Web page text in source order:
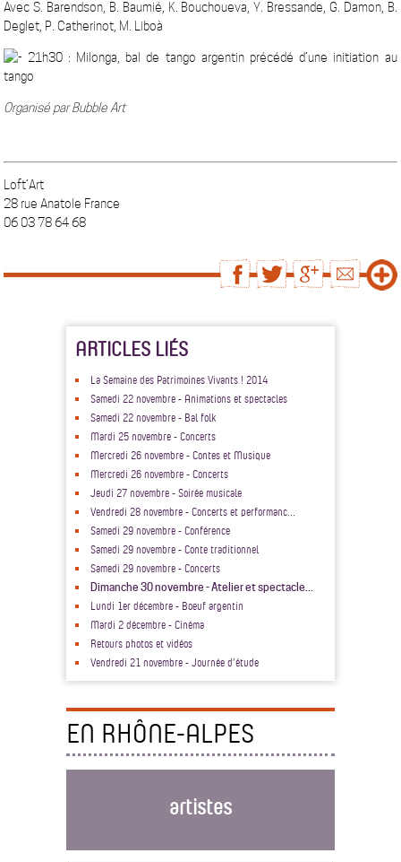
Avec S. Barendson, B. Baumié, K. Bouchoueva, Y. Bressande, G. Damon, B.
Deglet, P. Catherinot, M. Liboà
21h30 : Milonga, bal de tango argentin précédé d’une initiation au
tango
Organisé par Bubble Art
Loft’Art
28 rue Anatole France
06 03 78 64 68
ARTICLES LIÉS
La Semaine des Patrimoines Vivants ! 2014
Samedi 22 novembre - Animations et spectacles
Samedi 22 novembre - Bal folk
Mardi 25 novembre - Concerts
Mercredi 26 novembre - Contes et Musique
Mercredi 26 novembre - Concerts
Jeudi 27 novembre - Soirée musicale
Vendredi 28 novembre - Concerts et performanc...
Samedi 29 novembre - Conférence
Samedi 29 novembre - Conte traditionnel
Samedi 29 novembre - Concerts
Dimanche 30 novembre - Atelier et spectacle...
Lundi 1er décembre - Boeuf argentin
Mardi 2 décembre - Cinéma
Retours photos et vidéos
Vendredi 21 novembre - Journée d’étude
EN RHÔNE-ALPES
artistes